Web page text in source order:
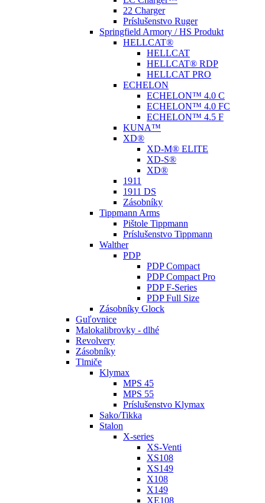
22 Charger
Príslušenstvo Ruger
Springfield Armory / HS Produkt
HELLCAT®
HELLCAT
HELLCAT® RDP
HELLCAT PRO
ECHELON
ECHELON™ 4.0 C
ECHELON™ 4.0 FC
ECHELON™ 4.5 F
KUNA™
XD®
XD-M® ELITE
XD-S®
XD®
1911
1911 DS
Zásobníky
Tippmann Arms
Pištole Tippmann
Príslušenstvo Tippmann
Walther
PDP
PDP Compact
PDP Compact Pro
PDP F-Series
PDP Full Size
Zásobníky Glock
Guľovnice
Malokalibrovky - dlhé
Revolvery
Zásobníky
Tlmiče
Klymax
MPS 45
MPS 55
Príslušenstvo Klymax
Sako/Tikka
Stalon
X-series
XS-Venti
XS108
XS149
X108
X149
XE108